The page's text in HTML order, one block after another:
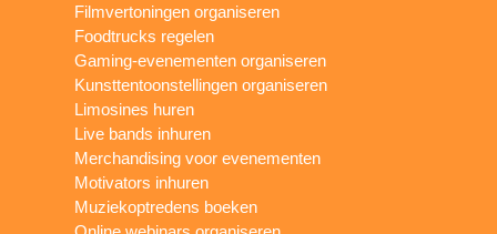
Filmvertoningen organiseren
Foodtrucks regelen
Gaming-evenementen organiseren
Kunsttentoonstellingen organiseren
Limosines huren
Live bands inhuren
Merchandising voor evenementen
Motivators inhuren
Muziekoptredens boeken